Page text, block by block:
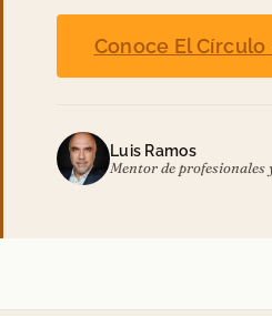
Conoce El
Luis Ramos
Mentor de profesionales